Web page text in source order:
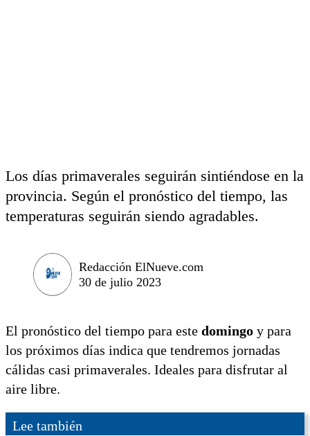
Los días primaverales seguirán sintiéndose en la
provincia. Según el pronóstico del tiempo, las
temperaturas seguirán siendo agradables.
Redacción ElNueve.com
30 de julio 2023
El pronóstico del tiempo para este domingo y para
los próximos días indica que tendremos jornadas
cálidas casi primaverales. Ideales para disfrutar al
aire libre.
Lee también